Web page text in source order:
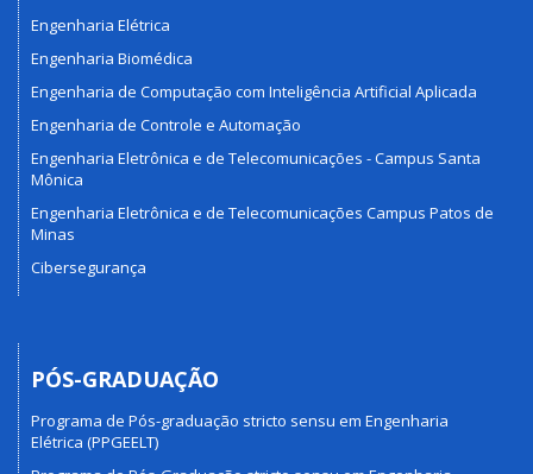
Engenharia Elétrica
Engenharia Biomédica
Engenharia de Computação com Inteligência Artificial Aplicada
Engenharia de Controle e Automação
Engenharia Eletrônica e de Telecomunicações - Campus Santa
Mônica
Engenharia Eletrônica e de Telecomunicações Campus Patos de
Minas
Cibersegurança
PÓS-GRADUAÇÃO
Programa de Pós-graduação stricto sensu em Engenharia
Elétrica (PPGEELT)